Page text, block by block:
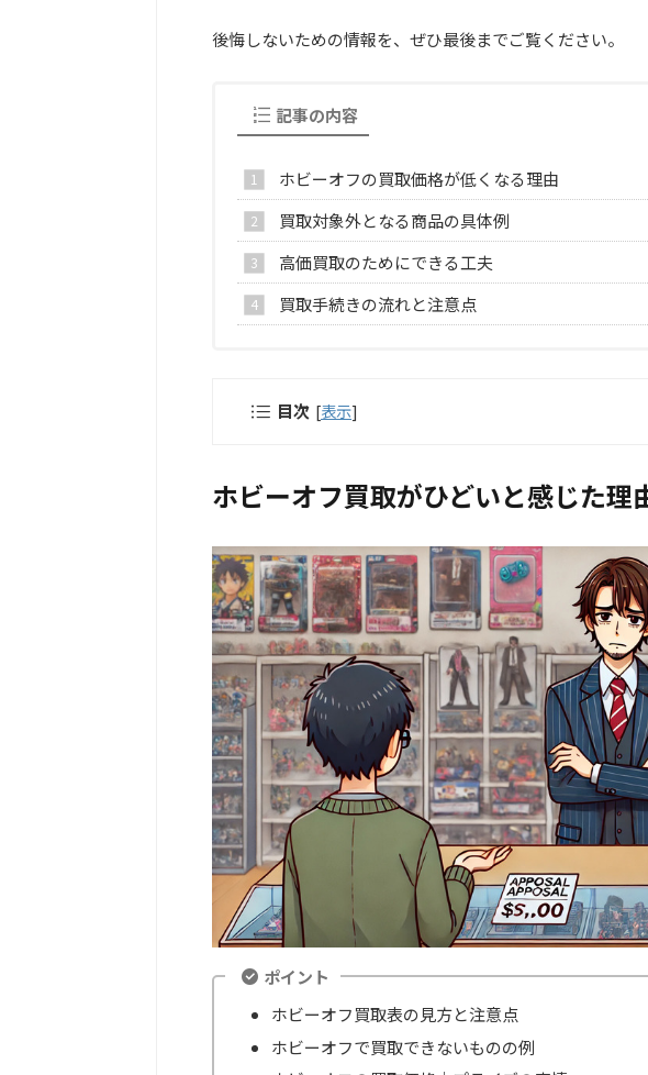
後悔しないための情報を、ぜひ最後までご覧ください。
記事の内容
ホビーオフの買取価格が低くなる理由
買取対象外となる商品の具体例
高価買取のためにできる工夫
買取手続きの流れと注意点
目次 [表示]
ホビーオフ買取がひどいと感じた理
ポイント
ホビーオフ買取表の見方と注意点
ホビーオフで買取できないものの例